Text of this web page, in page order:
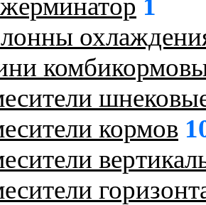
1
кормов